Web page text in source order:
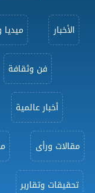
الأخبار
فن وثقافة
أخبار عالمية
مقالات ورأى
تحقيقات وتقارير